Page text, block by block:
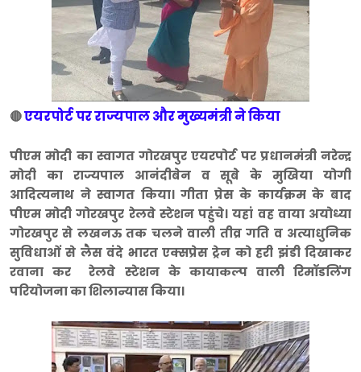
🔴एयरपोर्ट पर राज्यपाल और मुख्यमंत्री ने किया
पीएम मोदी का स्वागत गोरखपुर एयरपोर्ट पर प्रधानमंत्री नरेन्द्र
मोदी का राज्यपाल आनंदीबेन व सूबे के मुखिया योगी
आदित्यनाथ ने स्वागत किया। गीता प्रेस के कार्यक्रम के बाद
पीएम मोदी गोरखपुर रेलवे स्टेशन पहुंचे। यहां वह वाया अयोध्या
गोरखपुर से लखनऊ तक चलने वाली तीव्र गति व अत्याधुनिक
सुविधाओं से लैस वंदे भारत एक्सप्रेस ट्रेन को हरी झंडी दिखाकर
रवाना कर रेलवे स्टेशन के कायाकल्प वाली रिमॉडलिंग
परियोजना का शिलान्यास किया।